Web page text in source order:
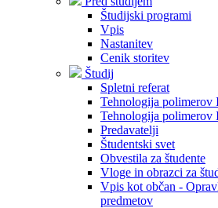
Študijski programi
Vpis
Nastanitev
Cenik storitev
Študij
Spletni referat
Tehnologija polimerov
Tehnologija polimerov
Predavatelji
Študentski svet
Obvestila za študente
Vloge in obrazci za
Vpis kot občan -
predmetov